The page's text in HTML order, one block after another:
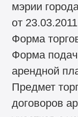
мэрии
от
Форма
Форма
арендной
Предмет
договоров